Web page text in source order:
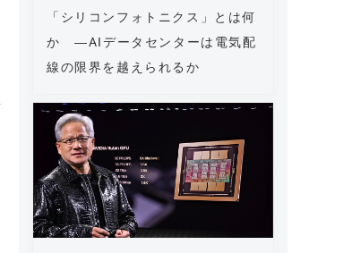
「シリコンフォトニクス」とは何
か ―AIデータセンターは電気配
線の限界を越えられるか